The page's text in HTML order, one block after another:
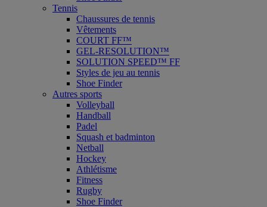
Tennis
Chaussures de tennis
Vêtements
COURT FF™
GEL-RESOLUTION™
SOLUTION SPEED™ FF
Styles de jeu au tennis
Shoe Finder
Autres sports
Volleyball
Handball
Padel
Squash et badminton
Netball
Hockey
Athlétisme
Fitness
Rugby
Shoe Finder